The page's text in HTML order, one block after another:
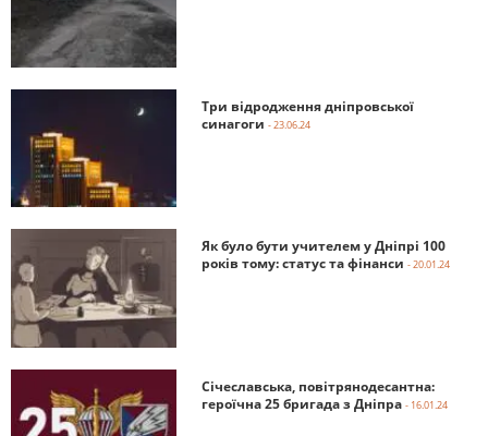
Три відродження дніпровської
синагоги - 23.06.24
Як було бути учителем у Дніпрі 100
років тому: статус та фінанси - 20.01.24
Січеславська, повітрянодесантна:
героїчна 25 бригада з Дніпра - 16.01.24